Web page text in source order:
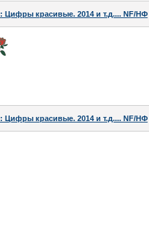
Цифры красивые. 2014 и т.д.... NF/НФ
Цифры красивые. 2014 и т.д.... NF/НФ